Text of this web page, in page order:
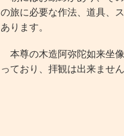
の旅に必要な作法、道具、
あります。
本尊の木造阿弥陀如来坐
っており、拝観は出来ませ